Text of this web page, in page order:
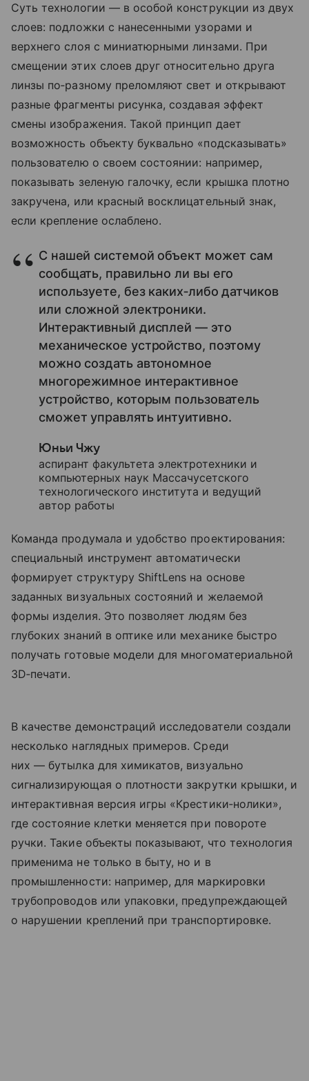
Суть технологии — в особой конструкции из двух
слоев: подложки с нанесенными узорами и
верхнего слоя с миниатюрными линзами. При
смещении этих слоев друг относительно друга
линзы по‑разному преломляют свет и открывают
разные фрагменты рисунка, создавая эффект
смены изображения. Такой принцип дает
возможность объекту буквально «подсказывать»
пользователю о своем состоянии: например,
показывать зеленую галочку, если крышка плотно
закручена, или красный восклицательный знак,
если крепление ослаблено.
С нашей системой объект может сам
сообщать, правильно ли вы его
используете, без каких‑либо датчиков
или сложной электроники.
Интерактивный дисплей — это
механическое устройство, поэтому
можно создать автономное
многорежимное интерактивное
устройство, которым пользователь
сможет управлять интуитивно.
Юньи Чжу
аспирант факультета электротехники и
компьютерных наук Массачусетского
технологического института и ведущий
автор работы
Команда продумала и удобство проектирования:
специальный инструмент автоматически
формирует структуру ShiftLens на основе
заданных визуальных состояний и желаемой
формы изделия. Это позволяет людям без
глубоких знаний в оптике или механике быстро
получать готовые модели для многоматериальной
3D‑печати.
В качестве демонстраций исследователи создали
несколько наглядных примеров. Среди
них — бутылка для химикатов, визуально
сигнализирующая о плотности закрутки крышки, и
интерактивная версия игры «Крестики‑нолики»,
где состояние клетки меняется при повороте
ручки. Такие объекты показывают, что технология
применима не только в быту, но и в
промышленности: например, для маркировки
трубопроводов или упаковки, предупреждающей
о нарушении креплений при транспортировке.